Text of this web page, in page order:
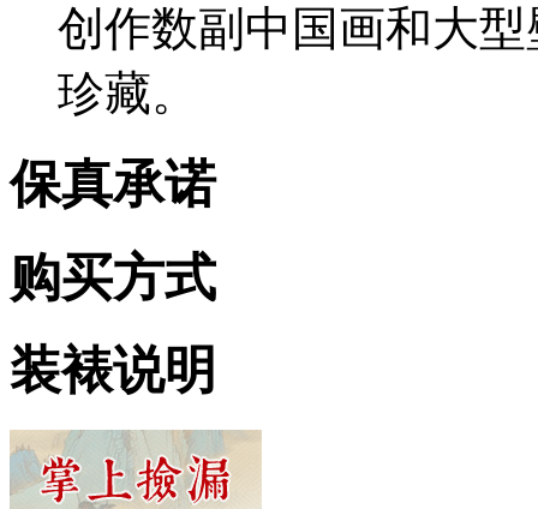
创作数副中国画和大
珍藏。
保真承诺
购买方式
装裱说明